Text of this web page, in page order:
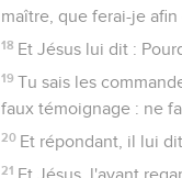
maître, que ferai-je
18 Et Jésus lui dit :
19 Tu sais les
faux témoignage : ne
20 Et répondant, il lui
21 Et Jésus, l'ayant